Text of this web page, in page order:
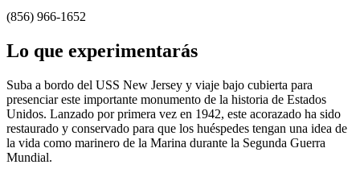
(856) 966-1652
Lo que experimentarás
Suba a bordo del USS New Jersey y viaje bajo cubierta para
presenciar este importante monumento de la historia de Estados
Unidos. Lanzado por primera vez en 1942, este acorazado ha sido
restaurado y conservado para que los huéspedes tengan una idea de
la vida como marinero de la Marina durante la Segunda Guerra
Mundial.